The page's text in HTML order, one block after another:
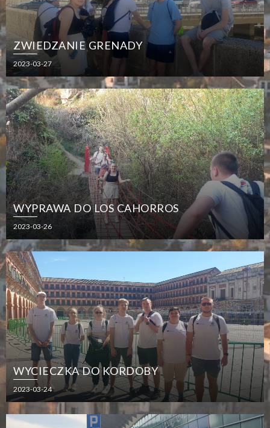
ZWIEDZANIE GRENADY
2023-03-27
WYPRAWA DO LOS CAHORROS
2023-03-26
WYCIECZKA DO KORDOBY
2023-03-24